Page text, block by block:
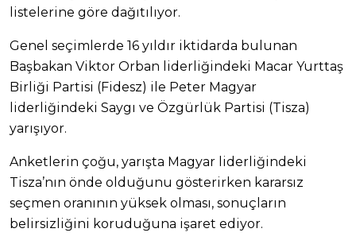
listelerine göre dağıtılıyor.
Genel seçimlerde 16 yıldır iktidarda bulunan
Başbakan Viktor Orban liderliğindeki Macar Yurttaş
Birliği Partisi (Fidesz) ile Peter Magyar
liderliğindeki Saygı ve Özgürlük Partisi (Tisza)
yarışıyor.
Anketlerin çoğu, yarışta Magyar liderliğindeki
Tisza’nın önde olduğunu gösterirken kararsız
seçmen oranının yüksek olması, sonuçların
belirsizliğini koruduğuna işaret ediyor.